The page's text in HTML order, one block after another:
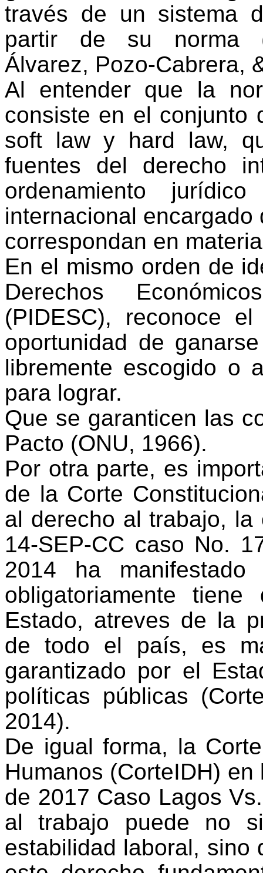
través de un sistema
partir de su norma
Álvarez, Pozo-Cabrera,
Al entender que la
consiste en el conjunto
soft law y hard law,
fuentes del derecho
ordenamiento
internacional
correspondan en
En el mismo orden de
Derechos
(PIDESC), reconoce el
oportunidad de
libremente escogido o
para lograr.
Que se garanticen las
Pacto (ONU, 1966).
Por otra parte, es
de la Corte
al derecho al trabajo, la
14-SEP-CC caso No.
2014 ha
obligatoriamente
Estado, atreves de la
de todo el país, es
garantizado por el
políticas públicas
2014).
De igual forma, la
Humanos (CorteIDH)
de 2017 Caso Lagos
al trabajo puede no
estabilidad laboral, sino